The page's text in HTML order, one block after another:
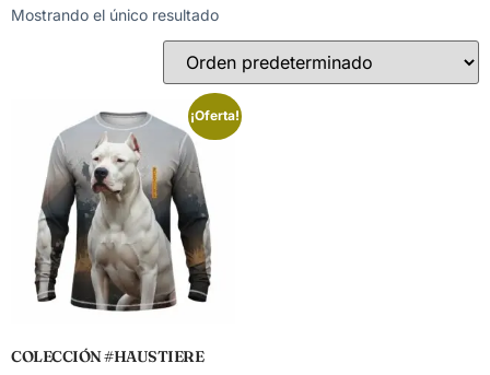
Mostrando el único resultado
¡Oferta!
COLECCIÓN #HAUSTIERE